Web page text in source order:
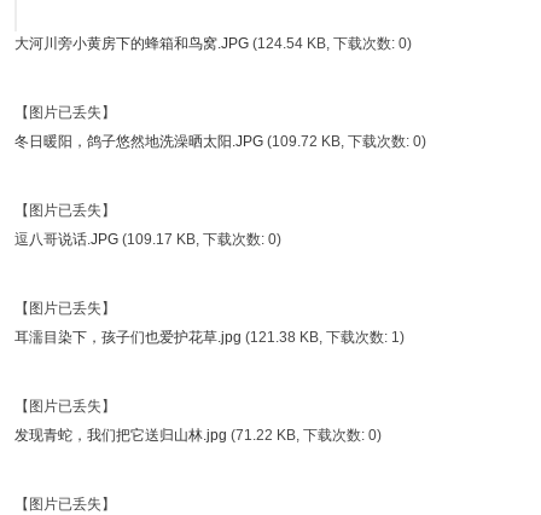
大河川旁小黄房下的蜂箱和鸟窝.JPG (124.54 KB, 下载次数: 0)
【图片已丢失】
冬日暖阳，鸽子悠然地洗澡晒太阳.JPG (109.72 KB, 下载次数: 0)
【图片已丢失】
逗八哥说话.JPG (109.17 KB, 下载次数: 0)
【图片已丢失】
耳濡目染下，孩子们也爱护花草.jpg (121.38 KB, 下载次数: 1)
【图片已丢失】
发现青蛇，我们把它送归山林.jpg (71.22 KB, 下载次数: 0)
【图片已丢失】